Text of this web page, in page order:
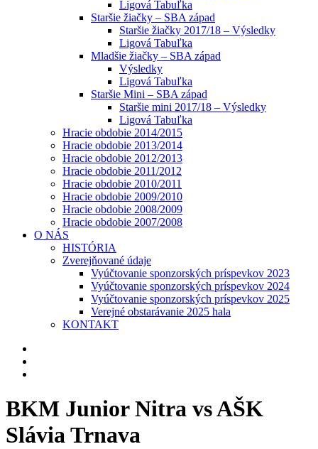
Ligová Tabuľka
Staršie žiačky – SBA západ
Staršie žiačky 2017/18 – Výsledky
Ligová Tabuľka
Mladšie žiačky – SBA západ
Výsledky
Ligová Tabuľka
Staršie Mini – SBA západ
Staršie mini 2017/18 – Výsledky
Ligová Tabuľka
Hracie obdobie 2014/2015
Hracie obdobie 2013/2014
Hracie obdobie 2012/2013
Hracie obdobie 2011/2012
Hracie obdobie 2010/2011
Hracie obdobie 2009/2010
Hracie obdobie 2008/2009
Hracie obdobie 2007/2008
O NÁS
HISTÓRIA
Zverejňované údaje
Vyúčtovanie sponzorských príspevkov 2023
Vyúčtovanie sponzorských príspevkov 2024
Vyúčtovanie sponzorských príspevkov 2025
Verejné obstarávanie 2025 hala
KONTAKT
BKM Junior Nitra vs AŠK
Slávia Trnava